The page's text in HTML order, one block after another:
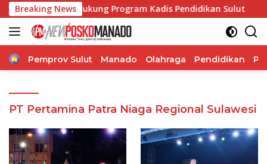
Langsung
ke
konten
Breaking News
Jermias Dukung Program Kadis Pendidikan Sulut
Home
Pemprov Sulut Manado Olahraga Pendidikan
PT Pertamina Patra Niaga Regional Sulawesi